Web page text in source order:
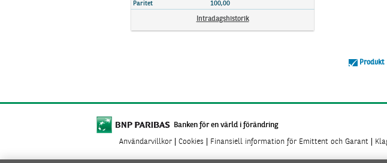
Paritet
100,00
Intradagshistorik
Produkt
Banken för en värld i förändring
Användarvillkor Cookies Finansiell information för Emittent och Garant